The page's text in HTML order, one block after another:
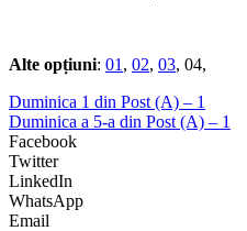
Alte opțiuni: 01 , 02, 03, 04,
Duminica 1 din Post (A) – 1
Duminica a 5-a din Post (A) – 1
Facebook
Twitter
LinkedIn
WhatsApp
Email